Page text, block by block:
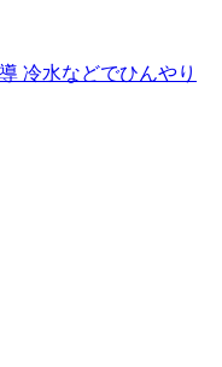
冷水などでひんやり